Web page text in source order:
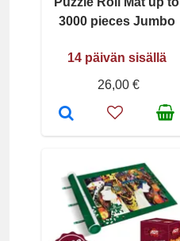
3000 pieces Jumbo
14 päivän sisällä
26,00 €